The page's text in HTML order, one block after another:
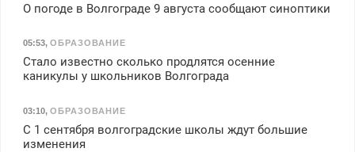
О погоде в Волгограде 9 августа сообщают синоптики
05:53, ОБРАЗОВАНИЕ
Стало известно сколько продлятся осенние
каникулы у школьников Волгограда
03:10, ОБРАЗОВАНИЕ
С 1 сентября волгоградские школы ждут большие
изменения